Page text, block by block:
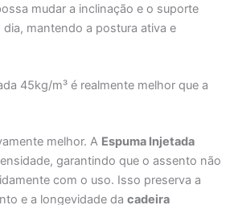
mudar a inclinação e o suporte
mantendo a postura ativa e
45kg/m³ é realmente melhor que a
melhor. A Espuma Injetada
garantindo que o assento não
com o uso. Isso preserva a
e a longevidade da cadeira